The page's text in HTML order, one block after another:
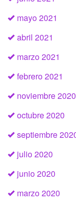
mayo 2021
abril 2021
marzo 2021
febrero 2021
noviembre 2020
octubre 2020
septiembre
julio 2020
junio 2020
marzo 2020